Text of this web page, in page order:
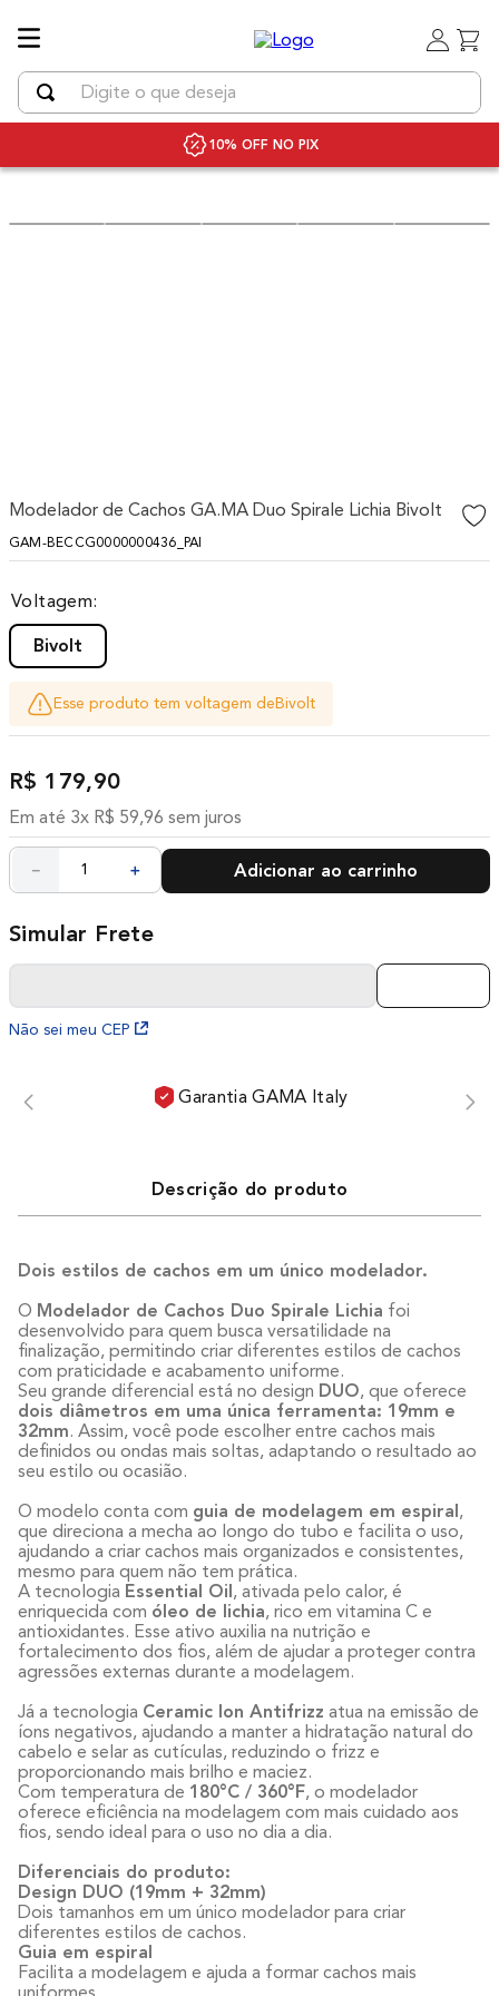
Digite o que deseja
10% OFF NO PIX
Modelador de Cachos GA.MA Duo Spirale Lichia Bivolt
GAM-BECCG0000000436_PAI
Voltagem
Bivolt
Esse produto tem voltagem deBivolt
R$ 179,90
Em até 3x R$ 59,96 sem juros
＋
－ Adicionar ao carrinho
Não sei meu CEP
Garantia GAMA Italy
Descrição do produto
Dois estilos de cachos em um único modelador.
O Modelador de Cachos Duo Spirale Lichia foi
desenvolvido para quem busca versatilidade na
finalização, permitindo criar diferentes estilos de cachos
com praticidade e acabamento uniforme.
Seu grande diferencial está no design DUO, que oferece
dois diâmetros em uma única ferramenta: 19mm e
32mm. Assim, você pode escolher entre cachos mais
definidos ou ondas mais soltas, adaptando o resultado ao
seu estilo ou ocasião.
O modelo conta com guia de modelagem em espiral,
que direciona a mecha ao longo do tubo e facilita o uso,
ajudando a criar cachos mais organizados e consistentes,
mesmo para quem não tem prática.
A tecnologia Essential Oil, ativada pelo calor, é
enriquecida com óleo de lichia, rico em vitamina C e
antioxidantes. Esse ativo auxilia na nutrição e
fortalecimento dos fios, além de ajudar a proteger contra
agressões externas durante a modelagem.
Já a tecnologia Ceramic Ion Antifrizz atua na emissão de
íons negativos, ajudando a manter a hidratação natural do
cabelo e selar as cutículas, reduzindo o frizz e
proporcionando mais brilho e maciez.
Com temperatura de 180°C / 360°F, o modelador
oferece eficiência na modelagem com mais cuidado aos
fios, sendo ideal para o uso no dia a dia.
Diferenciais do produto:
Design DUO (19mm + 32mm)
Dois tamanhos em um único modelador para criar
diferentes estilos de cachos.
Guia em espiral
Facilita a modelagem e ajuda a formar cachos mais
TERMOS MAIS BUSCADOS
1º
uniq
10º difusor